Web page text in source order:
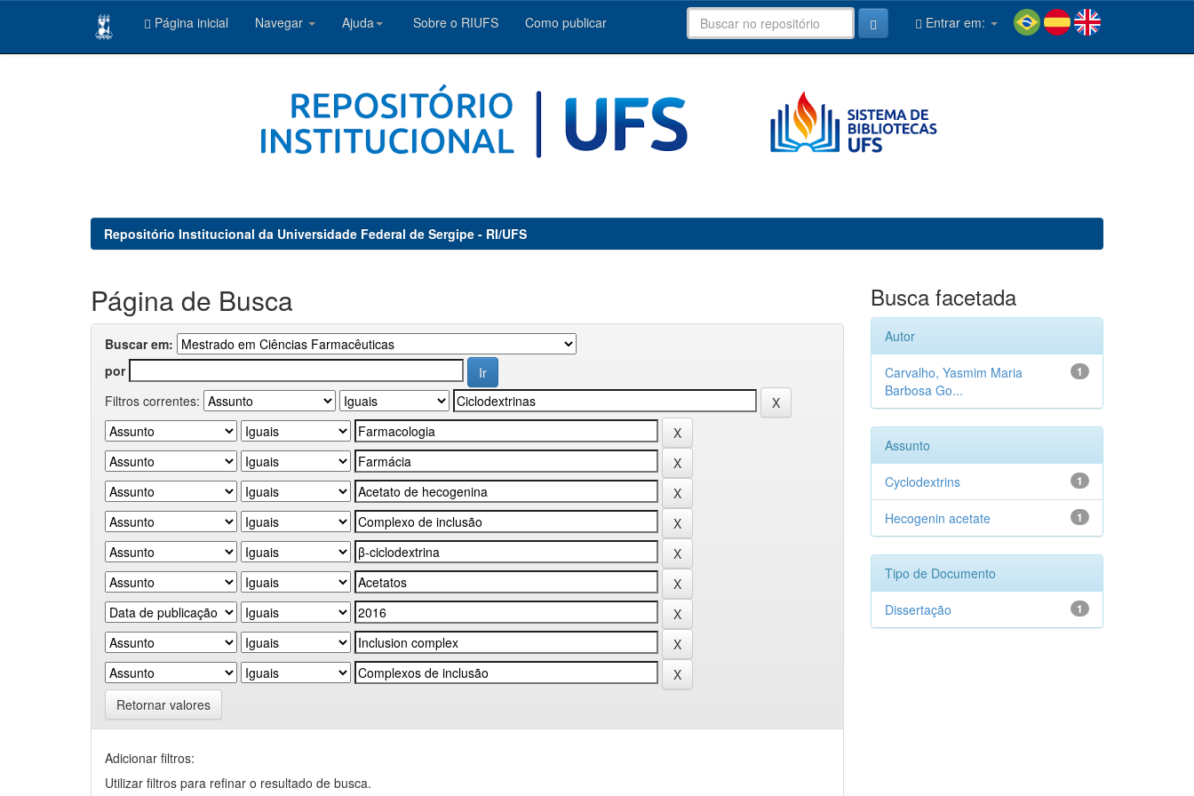
Página inicial Navegar Ajuda Sobre o RIUFS Como publicar Entrar em:
Repositório Institucional da Universidade Federal de Sergipe - RI/UFS
Página de Busca
Buscar em:
por
Filtros correntes:
Retornar valores
Adicionar filtros:
Utilizar filtros para refinar o resultado de busca.
Busca facetada
Autor
1
Carvalho, Yasmim Maria
Barbosa Go...
Assunto
1
Cyclodextrins
1
Hecogenin acetate
Tipo de Documento
1
Dissertação